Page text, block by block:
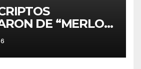
DE “MERLO
MALVINAS”